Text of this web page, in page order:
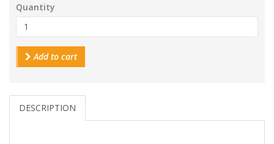
Quantity
Add to cart
DESCRIPTION